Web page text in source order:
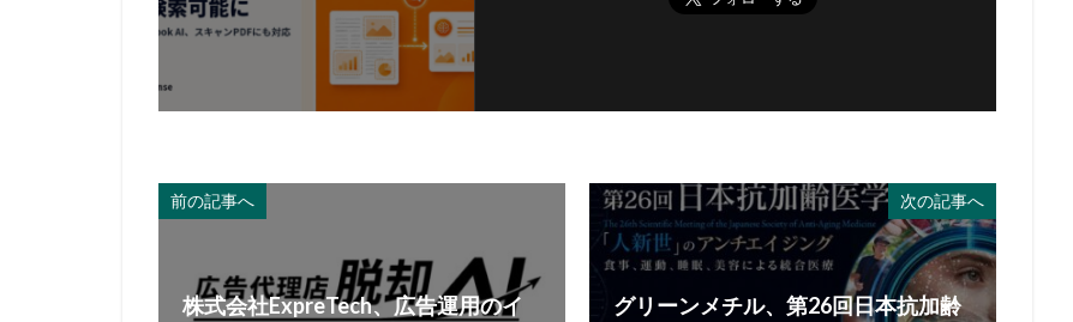
前の記事へ
株式会社ExpreTech、広告運用のイ
次の記事へ
グリーンメチル、第26回日本抗加齢